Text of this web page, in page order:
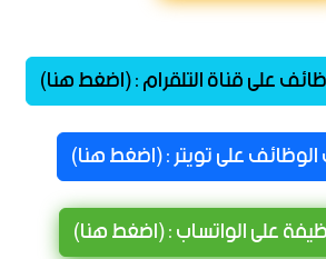
على قناة التلقرام : (اضغط هنا)
على تويتر : (اضغط هنا)
على الواتساب : (اضغط هنا)